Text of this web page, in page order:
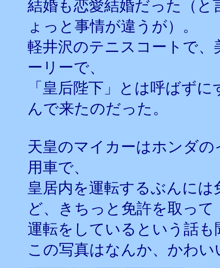
結婚も恋愛結婚だった（
ょっと事情が違うが）。
軽井沢のテニスコートで
ーリーで、
「皇后陛下」とは呼ばず
んで来たのだった。
天皇のマイカーはホンダ
用車で、
皇居内を運転するぶんに
ど、きちっと免許を取って
運転をしているという話
この写真はなんか、かわい